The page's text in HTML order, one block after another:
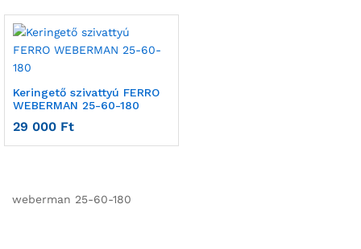
Keringető szivattyú FERRO
WEBERMAN 25-60-180
29 000 Ft
weberman 25-60-180